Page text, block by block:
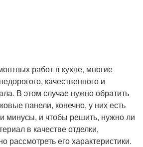
работ в кухне, многие
качественного и
В этом случае нужно обратить
панели, конечно, у них есть
минусы, и чтобы решить, нужно ли
в качестве отделки,
рассмотреть его характеристики.